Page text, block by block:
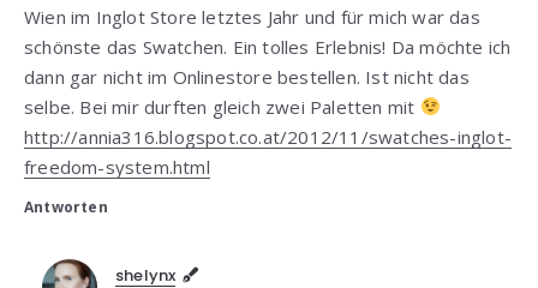
Wien im Inglot Store letztes Jahr und für mich war das
schönste das Swatchen. Ein tolles Erlebnis! Da möchte ich
dann gar nicht im Onlinestore bestellen. Ist nicht das
selbe. Bei mir durften gleich zwei Paletten mit
http://annia316.blogspot.co.at/2012/11/swatches-inglot-
freedom-system.html
Antworten
shelynx